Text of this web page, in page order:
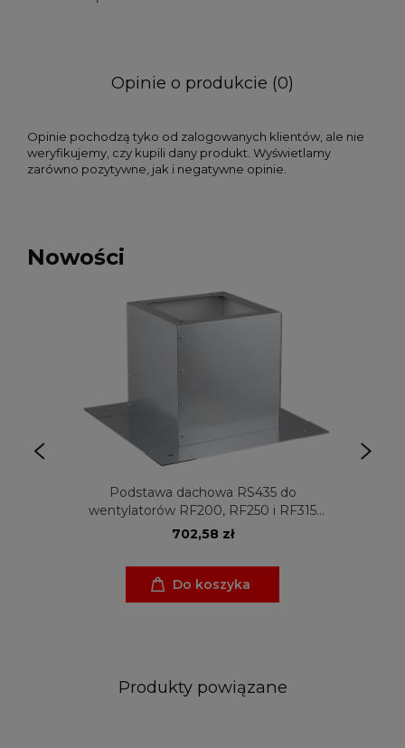
Opinie o produkcie (0)
Opinie pochodzą tyko od zalogowanych klientów, ale nie
weryfikujemy, czy kupili dany produkt. Wyświetlamy
zarówno pozytywne, jak i negatywne opinie.
Nowości
Podstawa dachowa RS435 do
wentylatorów RF200, RF250 i RF315
Venture Industries
702,58 zł
Do koszyka
Produkty powiązane